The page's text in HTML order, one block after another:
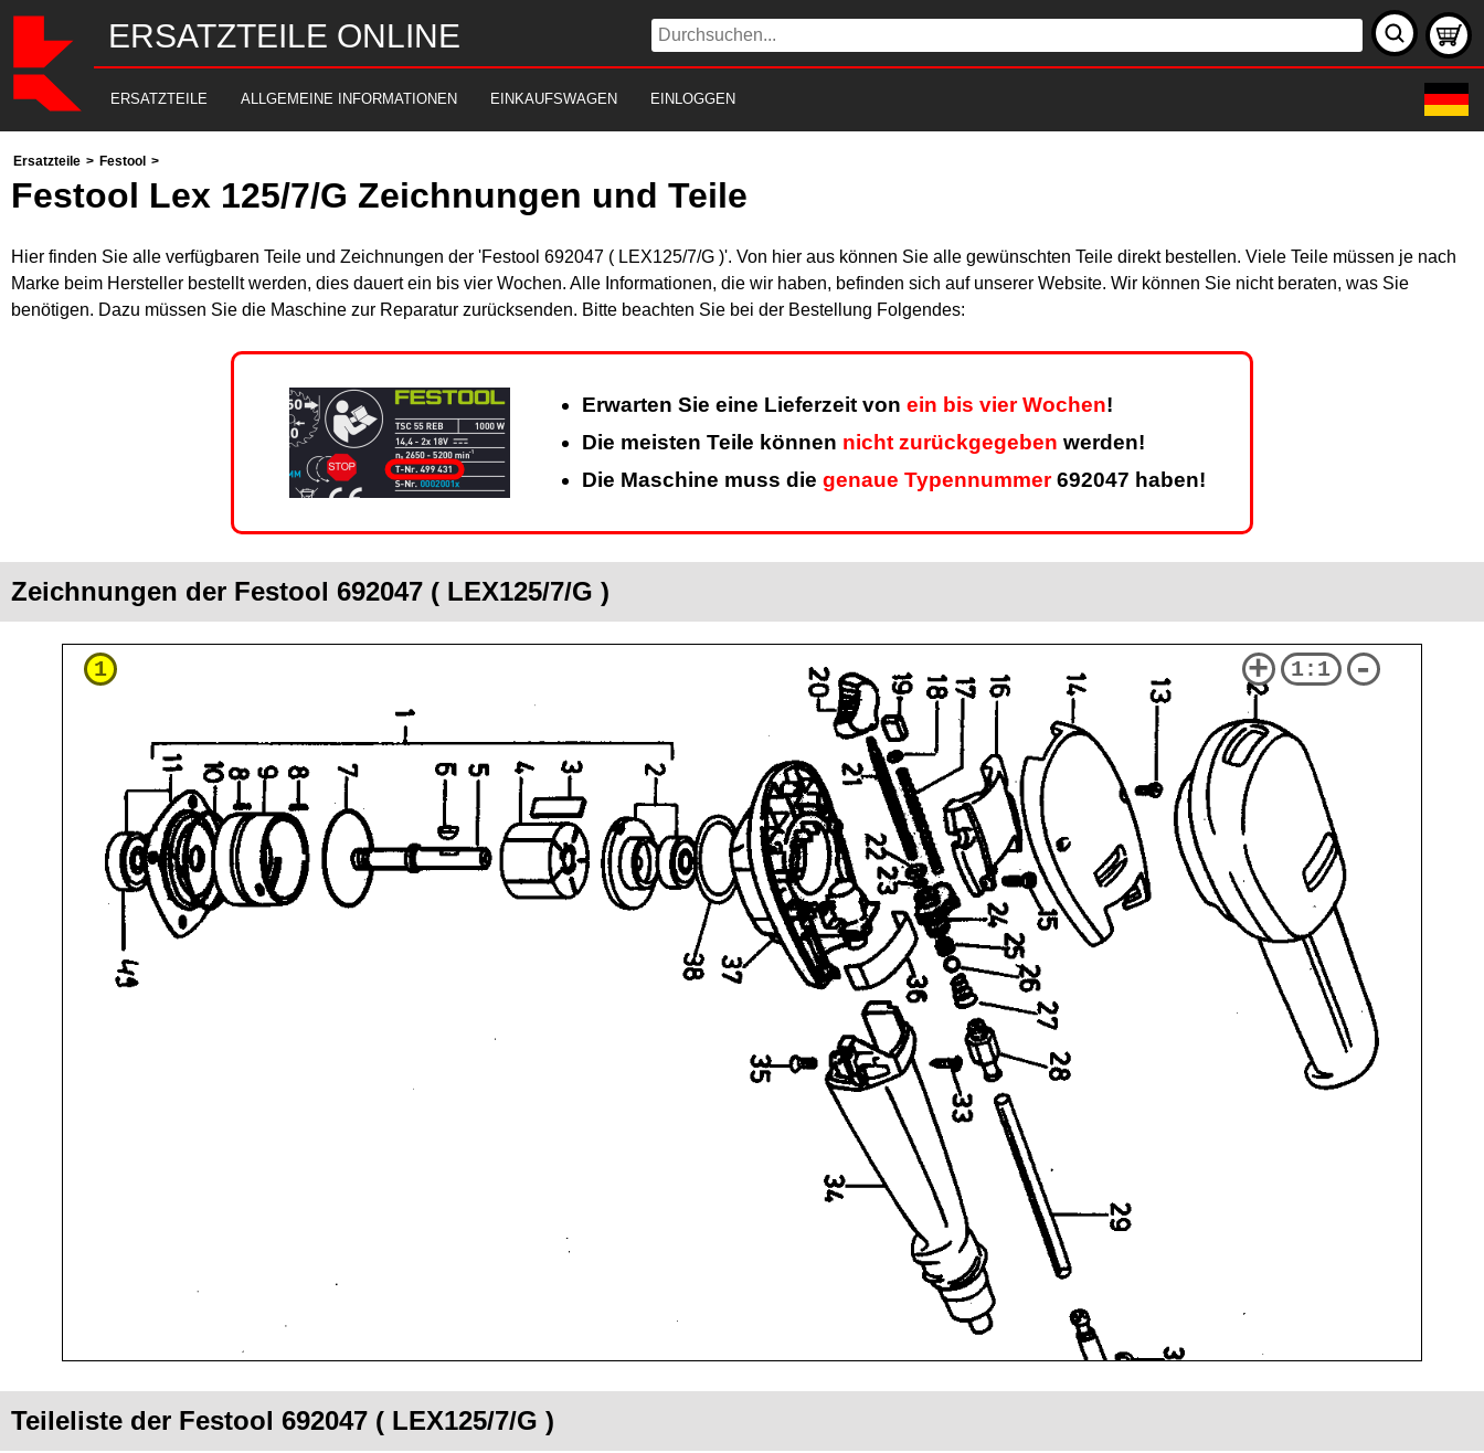
ERSATZTEILE ONLINE
ERSATZTEILE ALLGEMEINE INFORMATIONEN EINKAUFSWAGEN EINLOGGEN
Ersatzteile > Festool >
Festool Lex 125/7/G Zeichnungen und Teile
Hier finden Sie alle verfügbaren Teile und Zeichnungen der 'Festool 692047 ( LEX125/7/G )'. Von hier aus können Sie alle gewünschten Teile direkt bestellen. Viele Teile müssen je nach
Marke beim Hersteller bestellt werden, dies dauert ein bis vier Wochen. Alle Informationen, die wir haben, befinden sich auf unserer Website. Wir können Sie nicht beraten, was Sie
benötigen. Dazu müssen Sie die Maschine zur Reparatur zurücksenden. Bitte beachten Sie bei der Bestellung Folgendes:
Erwarten Sie eine Lieferzeit von ein bis vier Wochen!
Die meisten Teile können nicht zurückgegeben werden!
Die Maschine muss die genaue Typennummer692047 haben!
Zeichnungen der Festool 692047 ( LEX125/7/G )
1 + 1:1 -
Teileliste der Festool 692047 ( LEX125/7/G )